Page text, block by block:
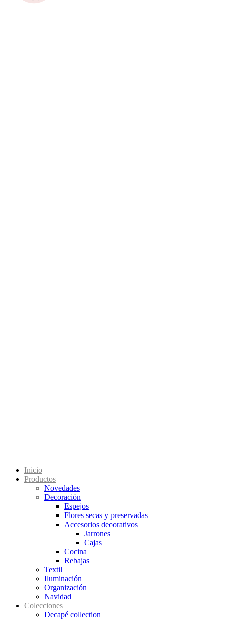
Inicio
Productos
Novedades
Decoración
Espejos
Flores secas y preservadas
Accesorios decorativos
Jarrones
Cajas
Cocina
Rebajas
Textil
Iluminación
Organización
Navidad
Colecciones
Decapé collection